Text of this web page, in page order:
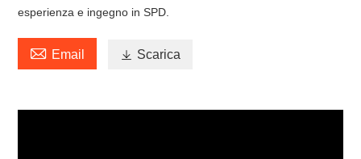
esperienza e ingegno in SPD.
 Email  Scarica